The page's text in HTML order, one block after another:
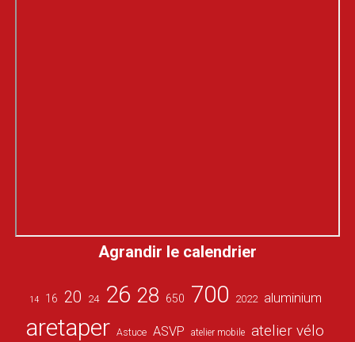
Agrandir le calendrier
14 16 20 24 26 28 650 700 2022 aluminium
aretaper Astuce ASVP atelier mobile atelier vélo